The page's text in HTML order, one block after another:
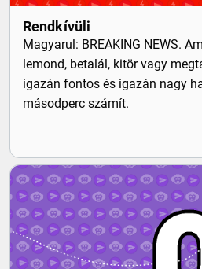
Rendkívüli
Magyarul: BREAKING NEWS.
lemond, betalál, kitör vagy
igazán fontos és igazán nagy
másodperc számít.